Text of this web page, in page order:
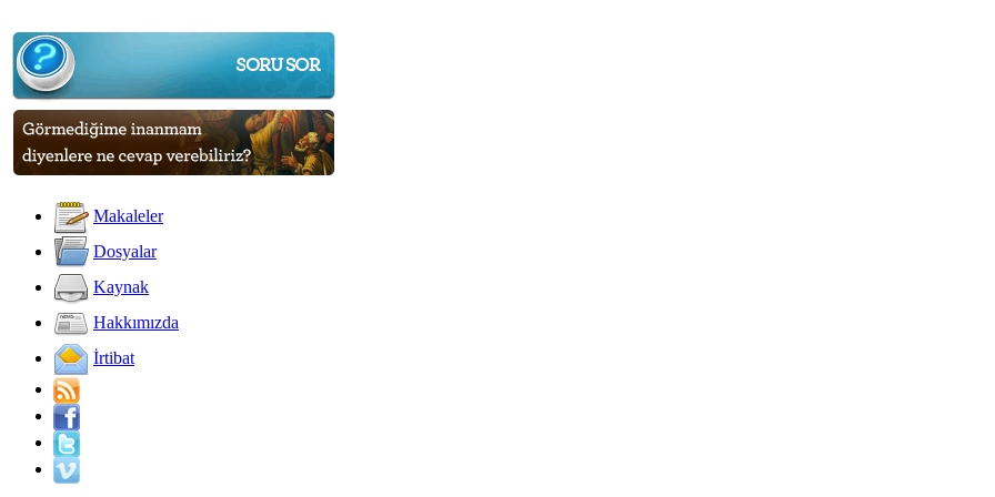
Makaleler
Dosyalar
Kaynak
Hakkımızda
İrtibat